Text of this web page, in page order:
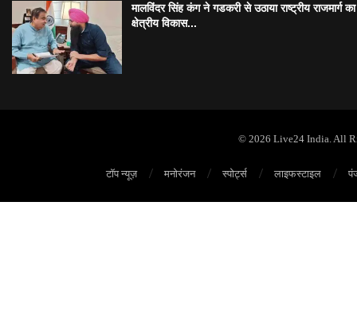
मालविंदर सिंह कंग ने गडकरी से उठाया राष्ट्रीय राजमार्ग का
क्षेत्रीय विकास...
© 2026 Live24 India. All
टॉप न्यूज़ मनोरंजन स्पोर्ट्स लाइफस्टाइल